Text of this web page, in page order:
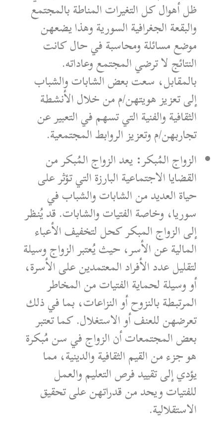
ظل أهوال كل التغيرات المناطة بالمجتمع
والبقعة الجغرافية السورية وهذا يضعهن
موضع مسائلة ومحاسبة في حال كانت
النتائج لا ترضي المجتمع وعاداته.
بالمقابل، سعت بعض الشابات والشباب
إلى تعزيز هويتهن/م من خلال الأنشطة
الثقافية والفنية التي تسهم في التعبير عن
تجاربهن/م وتعزيز الروابط المجتمعية.
الزواج المُبكر: يعد الزواج المُبكر من
القضايا الاجتماعية البارزة التي تؤثر على
حياة العديد من الشابات والشباب في
سوريا، وخاصة الفتيات والشابات. قد يُنظر
إلى الزواج المبكر كحل لتخفيف الأعباء
المالية عن الأسر، حيث يُعتبر الزواج وسيلة
لتقليل عدد الأفراد المعتمدين على الأسرة،
أو وسيلة لحماية الفتيات من المخاطر
المرتبطة بالنزوح أو النزاعات، بما في ذلك
تعرضهن للعنف أو الاستغلال. كما تعتبر
بعض المجتمعات أن الزواج في سن مُبكرة
هو جزء من القيم الثقافية والدينية، مما
يؤدي إلى تقييد فرص التعليم والعمل
للفتيات ويحد من قدراتهن على تحقيق
الاستقلالية.